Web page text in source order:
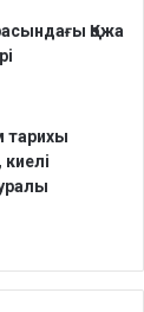
Қожа
тарихы